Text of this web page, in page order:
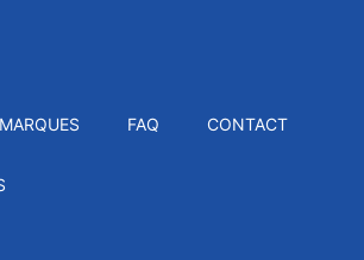
MARQUES FAQ CONTACT